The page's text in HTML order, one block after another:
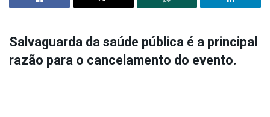
Salvaguarda da saúde pública é a principal
razão para o cancelamento do evento.